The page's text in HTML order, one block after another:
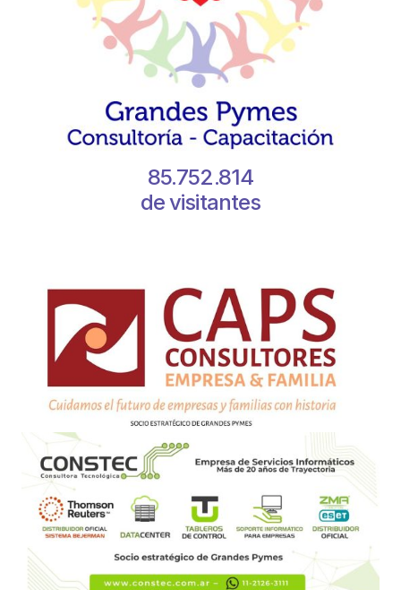
85.752.814
de visitantes